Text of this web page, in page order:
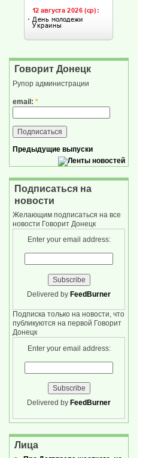
Говорит Донецк
Рупор администрации
email: *
Предыдущие выпуски
Подписаться на
новости
Желающим подписаться на все
новости Говорит Донецк
Enter your email address:
Delivered by FeedBurner
Подписка только на новости, что
публикуются на первой Говорит
Донецк
Enter your email address:
Delivered by FeedBurner
Лица